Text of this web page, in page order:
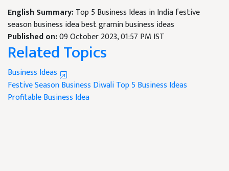
English Summary:Top 5 Business Ideas in India festive
season business idea best gramin business ideas
Published on:09 October 2023, 01:57 PM IST
Related Topics
Business Ideas
Festive Season Business DiwaliTop 5 Business Ideas
Profitable Business Idea